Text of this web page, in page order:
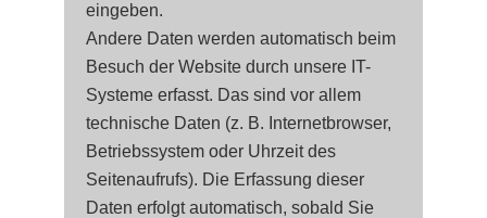
eingeben.
Andere Daten werden automatisch beim
Besuch der Website durch unsere IT-
Systeme erfasst. Das sind vor allem
technische Daten (z. B. Internetbrowser,
Betriebssystem oder Uhrzeit des
Seitenaufrufs). Die Erfassung dieser
Daten erfolgt automatisch, sobald Sie